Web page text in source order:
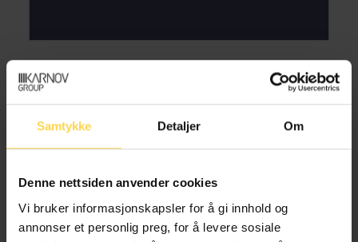
Samtykke Detaljer Om
Denne nettsiden anvender cookies
Vi bruker informasjonskapsler for å gi innhold og
annonser et personlig preg, for å levere sosiale
Kenneth Adale Baklund
Spesialrådgiver, Justis- og